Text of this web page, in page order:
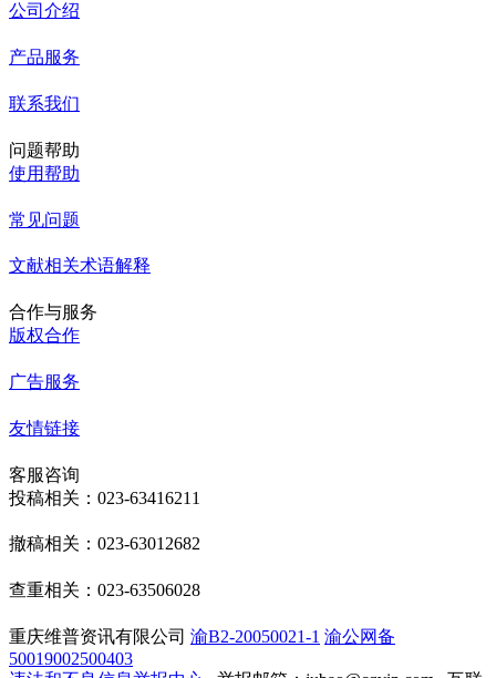
公司介绍
产品服务
联系我们
问题帮助
使用帮助
常见问题
文献相关术语解释
合作与服务
版权合作
广告服务
友情链接
客服咨询
投稿相关：023-63416211
撤稿相关：023-63012682
查重相关：023-63506028
重庆维普资讯有限公司 渝B2-20050021-1 渝公网备
50019002500403